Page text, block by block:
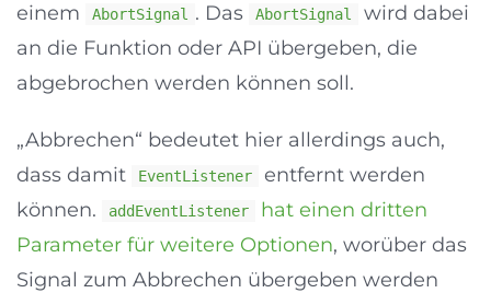
einem
AbortSignal . Das AbortSignal
wird dabei
an die Funktion oder API übergeben, die
abgebrochen werden können soll.
„Abbrechen“ bedeutet hier allerdings auch,
dass damit
EventListener
entfernt werden
können.
addEventListener
hat einen dritten
Parameter für weitere Optionen, worüber das
Signal zum Abbrechen übergeben werden